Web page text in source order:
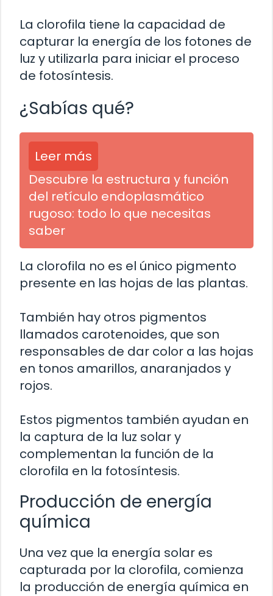
La clorofila tiene la capacidad de
capturar la energía de los fotones de
luz y utilizarla para iniciar el proceso
de fotosíntesis.
¿Sabías qué?
Leer más
Descubre la estructura y función
del retículo endoplasmático
rugoso: todo lo que necesitas
saber
La clorofila no es el único pigmento
presente en las hojas de las plantas.
También hay otros pigmentos
llamados carotenoides, que son
responsables de dar color a las hojas
en tonos amarillos, anaranjados y
rojos.
Estos pigmentos también ayudan en
la captura de la luz solar y
complementan la función de la
clorofila en la fotosíntesis.
Producción de energía
química
Una vez que la energía solar es
capturada por la clorofila, comienza
la producción de energía química en